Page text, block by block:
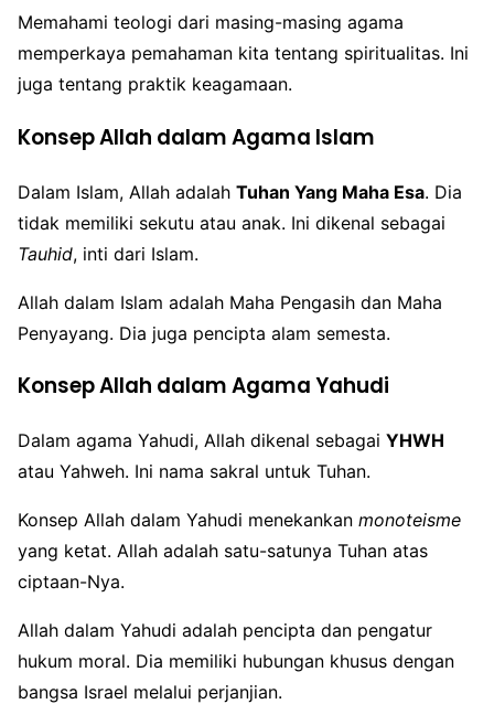
Memahami teologi dari masing-masing agama
memperkaya pemahaman kita tentang spiritualitas. Ini
juga tentang praktik keagamaan.
Konsep Allah dalam Agama Islam
Dalam Islam, Allah adalah Tuhan Yang Maha Esa. Dia
tidak memiliki sekutu atau anak. Ini dikenal sebagai
Tauhid, inti dari Islam.
Allah dalam Islam adalah Maha Pengasih dan Maha
Penyayang. Dia juga pencipta alam semesta.
Konsep Allah dalam Agama Yahudi
Dalam agama Yahudi, Allah dikenal sebagai YHWH
atau Yahweh. Ini nama sakral untuk Tuhan.
Konsep Allah dalam Yahudi menekankan monoteisme
yang ketat. Allah adalah satu-satunya Tuhan atas
ciptaan-Nya.
Allah dalam Yahudi adalah pencipta dan pengatur
hukum moral. Dia memiliki hubungan khusus dengan
bangsa Israel melalui perjanjian.